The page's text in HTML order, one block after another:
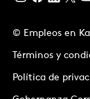
© Empleos en
Términos y
Política de